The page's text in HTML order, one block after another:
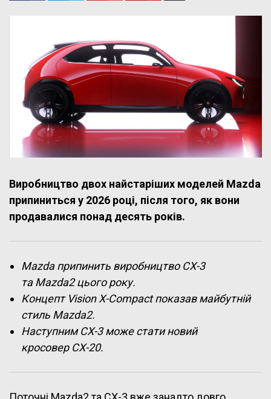
Виробництво двох найстаріших моделей Mazda
припиниться у 2026 році, після того, як вони
продавалися понад десять років.
Mazda припинить виробництво CX-3
та Mazda2 цього року.
Концепт Vision X-Compact показав майбутній
стиль Mazda2.
Наступним CX-3 може стати новий
кросовер CX-20.